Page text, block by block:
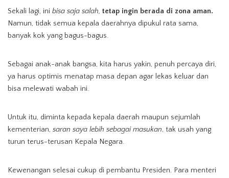
Sekali lagi, ini bisa saja salah, tetap ingin berada di zona aman.
Namun, tidak semua kepala daerahnya dipukul rata sama,
banyak kok yang bagus-bagus.
Sebagai anak-anak bangsa, kita harus yakin, penuh percaya diri,
ya harus optimis menatap masa depan agar lekas keluar dan
bisa melewati wabah ini.
Untuk itu, diminta kepada kepala daerah maupun sejumlah
kementerian, saran saya lebih sebagai masukan, tak usah yang
turun terus-terusan Kepala Negara.
Kewenangan selesai cukup di pembantu Presiden. Para menteri